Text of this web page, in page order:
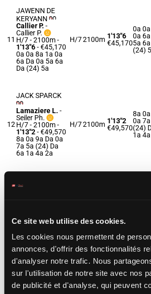
Ce site web utilise des cookies.
Les cookies nous permettent de
annonces, d'offrir des fonctionnalités
d'analyser notre trafic. Nous
sur l'utilisation de notre site avec nos
de publicité et d'analyse, qui peuvent
11
JAWENN DE
KERYANN
Callier P. -
Callier P.
H/7 - 2100m-
1'13"6- €45,170
0a 0a 8a 1a 0a
6a Da 0a 5a 6a
Da (24) 5a
H/72100m 1'13"6
€45,170
0a
0a
5a
(24)
12
JACK SPARCK
Lamaziere L. -
Seiler Ph.
H/7 - 2100m-
1'13"2- €49,570
8a 0a 9a Da 0a
7a 5a (24) Da
6a 1a 4a 2a
H/72100m 1'13"2
€49,570
8a
0a
(24)
1a
ILES
5a 2a 7a 9a 0a
(24) 9a 6a
JANGO
Tintillier A.-
S.A.
1'13"3
Da
Da